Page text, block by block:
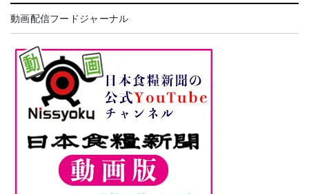
動画配信フードジャーナル